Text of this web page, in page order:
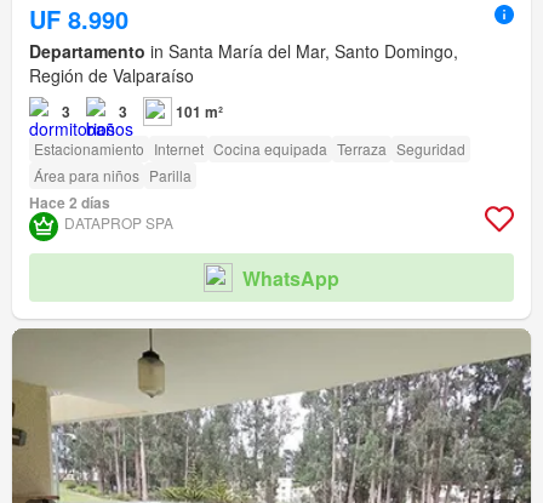
UF 8.990
Departamento in Santa María del Mar, Santo Domingo,
Región de Valparaíso
3 3 101 m²
Estacionamiento Internet Cocina equipada Terraza Seguridad
Área para niños Parilla
Hace 2 días
DATAPROP SPA
WhatsApp